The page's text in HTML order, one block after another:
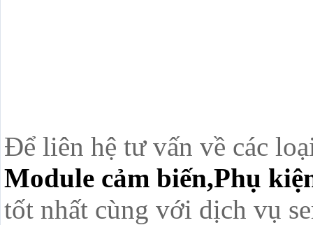
Để liên hệ tư vấn về các
Module cảm biến,Phụ
tốt nhất cùng với dịch vụ